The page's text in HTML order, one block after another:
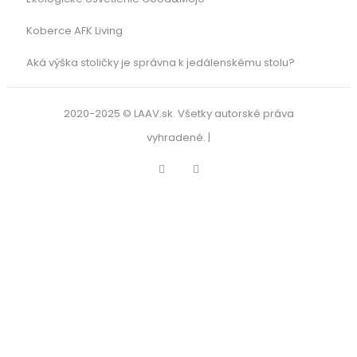
Koberce AFK Living
Aká výška stoličky je správna k jedálenskému stolu?
2020-2025 © LAAV.sk. Všetky autorské práva
vyhradené. |
Facebook